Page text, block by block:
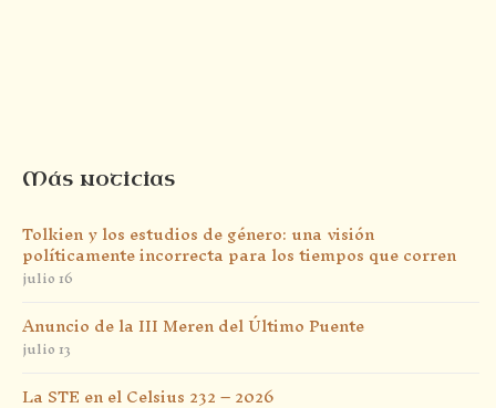
Más noticias
Tolkien y los estudios de género: una visión
políticamente incorrecta para los tiempos que corren
julio 16
Anuncio de la III Meren del Último Puente
julio 13
La STE en el Celsius 232 – 2026